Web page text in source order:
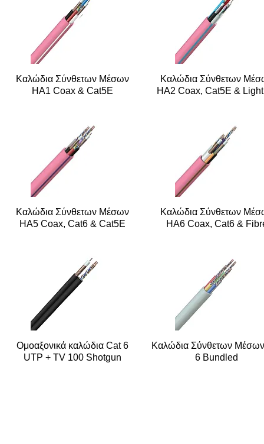
Καλώδια Σύνθετων Μέσων
HA1 Coax & Cat5E
Καλώδια Σύνθετων
HA2 Coax, Cat5E &
Καλώδια Σύνθετων Μέσων
HA5 Coax, Cat6 & Cat5E
Καλώδια Σύνθετων
HA6 Coax, Cat6 &
Ομοαξονικά καλώδια Cat 6
UTP + TV 100 Shotgun
Καλώδια Σύνθετων
6 Bundled